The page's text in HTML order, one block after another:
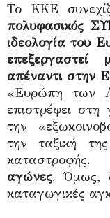
Το ΚΚΕ
πολυφασικός
ιδεολογία του
επεξεργαστεί
απέναντι στην
«Ευρώπη των
επιστρέφει
την
την ταξική
καταστροφής.
αγώνες. Όμως,
καταγωγικές